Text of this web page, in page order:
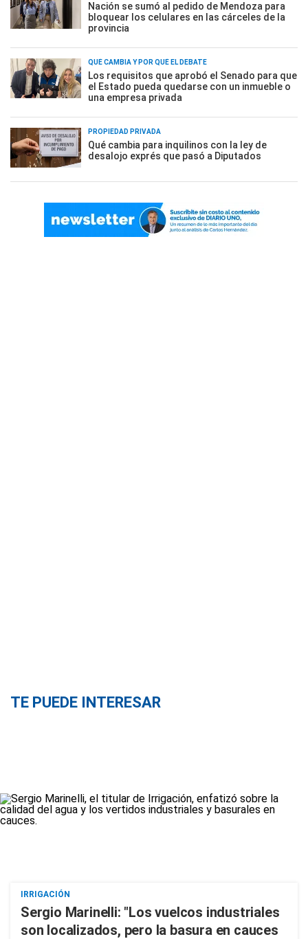
Nación se sumó al pedido de Mendoza para
bloquear los celulares en las cárceles de la
provincia
QUÉ CAMBIA Y POR QUÉ EL DEBATE
Los requisitos que aprobó el Senado para que
el Estado pueda quedarse con un inmueble o
una empresa privada
PROPIEDAD PRIVADA
Qué cambia para inquilinos con la ley de
desalojo exprés que pasó a Diputados
TE PUEDE INTERESAR
IRRIGACIÓN
Sergio Marinelli: "Los vuelcos industriales
son localizados, pero la basura en cauces